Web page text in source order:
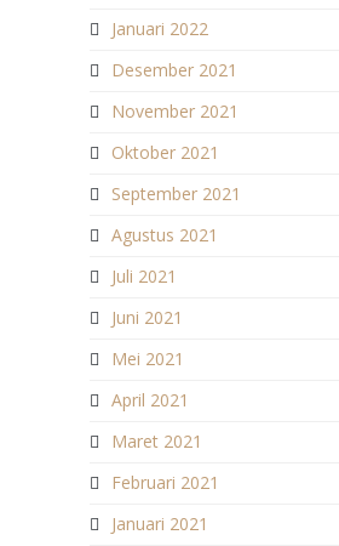
Januari 2022
Desember 2021
November 2021
Oktober 2021
September 2021
Agustus 2021
Juli 2021
Juni 2021
Mei 2021
April 2021
Maret 2021
Februari 2021
Januari 2021